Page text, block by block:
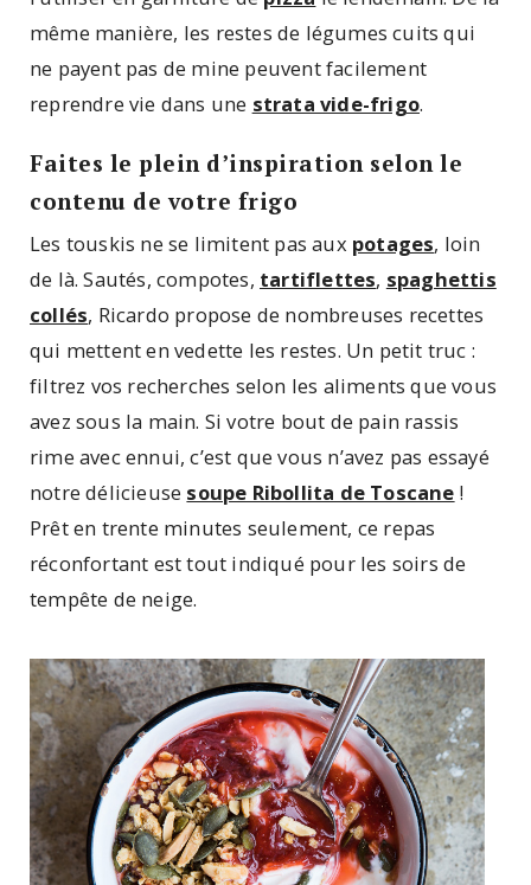
même manière, les restes de légumes cuits qui
ne payent pas de mine peuvent facilement
reprendre vie dans une strata vide-frigo.
Faites le plein d’inspiration selon le
contenu de votre frigo
Les touskis ne se limitent pas aux potages, loin
de là. Sautés, compotes, tartiflettes, spaghettis
collés, Ricardo propose de nombreuses recettes
qui mettent en vedette les restes. Un petit truc :
filtrez vos recherches selon les aliments que vous
avez sous la main. Si votre bout de pain rassis
rime avec ennui, c’est que vous n’avez pas essayé
notre délicieuse soupe Ribollita de Toscane !
Prêt en trente minutes seulement, ce repas
réconfortant est tout indiqué pour les soirs de
tempête de neige.